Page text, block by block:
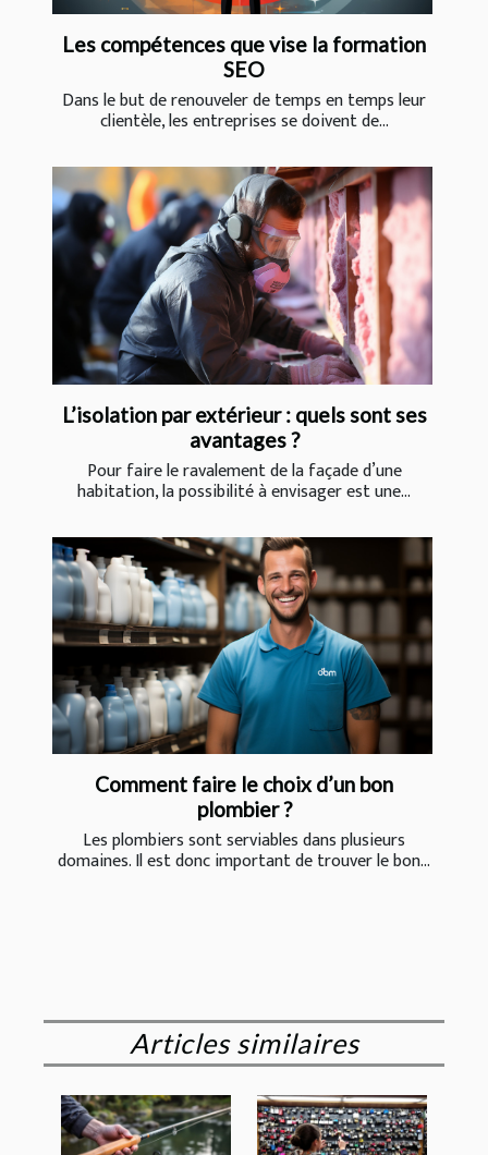
Les compétences que vise la formation
SEO
Dans le but de renouveler de temps en temps leur
clientèle, les entreprises se doivent de...
L’isolation par extérieur : quels sont ses
avantages ?
Pour faire le ravalement de la façade d’une
habitation, la possibilité à envisager est une...
Comment faire le choix d’un bon
plombier ?
Les plombiers sont serviables dans plusieurs
domaines. Il est donc important de trouver le bon...
Articles similaires